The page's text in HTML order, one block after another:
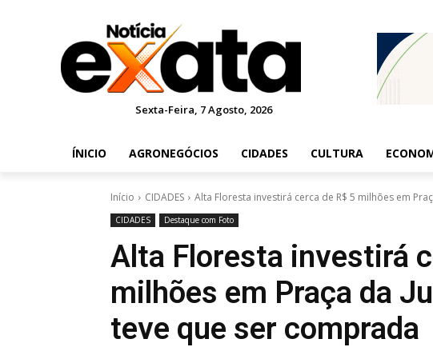
Sexta-Feira, 7 Agosto, 2026
ÍNICIO AGRONEGÓCIOS CIDADES CULTURA
Início CIDADES Alta Floresta investirá cerca de R$ 5 milhões em
CIDADES Destaque com Foto
Alta Floresta investirá
milhões em Praça da
teve que ser comprada